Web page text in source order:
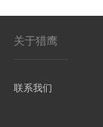
关于猎鹰
联系我们